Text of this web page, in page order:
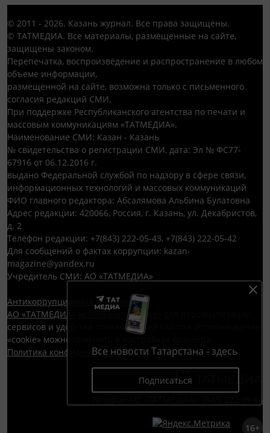
Все новости Татарстана - здесь
Подписаться
© 2011 - 2026. Казань журнал. Все права защищены.
© ТАТМЕДИА. Все материалы, размещенные на сайте,
защищены законом.
Перепечатка, воспроизведение и распространение в любом
объеме информации,
размещенной на сайте, возможна только с письменного
согласия редакций СМИ.
При поддержке Республиканского агентства по печати и
массовым коммуникациям «ТАТМЕДИА».
Наименование СМИ: Казан - Казань
№ свидетельства о регистрации СМИ, дата: Эл № ФС77-
67916 от 06.12.2016 г.
выдано Федеральной службой по надзору в сфере связи,
информационных технологий и массовых коммуникаций
ФИО главного редактора: Абсалямова Альбина Булатовна
Адрес редакции: 420066, Россия, г. Казань, ул. Декабристов,
д. 2
Телефон редакции: +7(843) 222-05-43, +7(843) 222-05-42
Для сообщений о фактах коррупции: kazan-
magazine@yandex.ru
Учредитель СМИ: АО «ТАТМЕДИА»
Антикоррупционная политика
АО «ТАТМЕДИА» использует «cookie»
сервисов и удобства пользователей сайтом. Использование
«cookie» можно отменить в настройках браузера.
Политика конфиденциальности
(843) 222 09 84
16+